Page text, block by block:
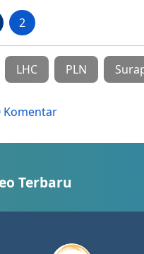
2
LHC PLN
Komentar
Terbaru